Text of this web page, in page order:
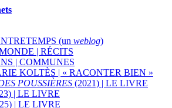
(un weblog)
| RÉCITS
| COMMUNES
KOLTÈS | « RACONTER BIEN »
POUSSIÈRES (2021) | LE LIVRE
| LE LIVRE
| LE LIVRE